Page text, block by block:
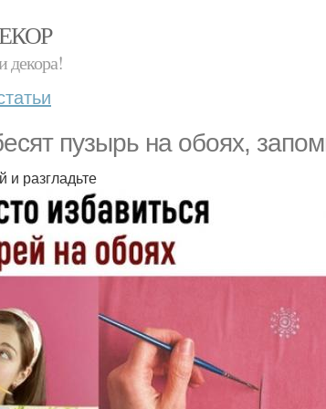
декора!
пузырь на обоях,
и разгладьте